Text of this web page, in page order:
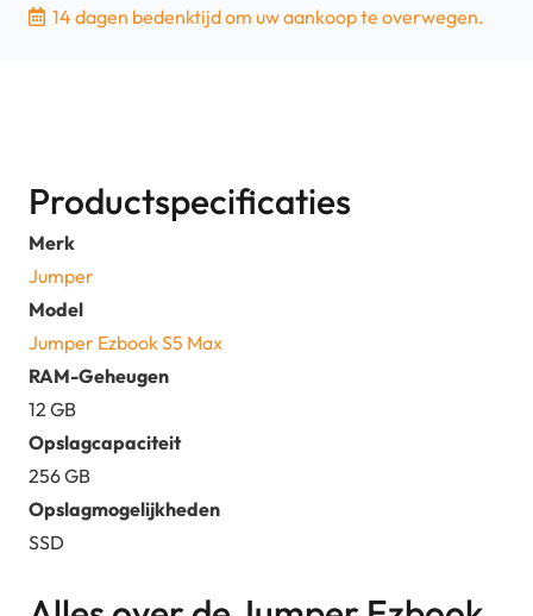
256GB
aantal
14 dagen bedenktijd om uw aankoop te overwegen.
Productspecificaties
Merk
Jumper
Model
Jumper Ezbook S5 Max
RAM-Geheugen
12 GB
Opslagcapaciteit
256 GB
Opslagmogelijkheden
SSD